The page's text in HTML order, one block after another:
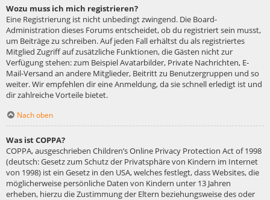
Wozu muss ich mich registrieren?
Eine Registrierung ist nicht unbedingt zwingend. Die Board-
Administration dieses Forums entscheidet, ob du registriert sein musst,
um Beiträge zu schreiben. Auf jeden Fall erhältst du als registriertes
Mitglied Zugriff auf zusätzliche Funktionen, die Gästen nicht zur
Verfügung stehen: zum Beispiel Avatarbilder, Private Nachrichten, E-
Mail-Versand an andere Mitglieder, Beitritt zu Benutzergruppen und so
weiter. Wir empfehlen dir eine Anmeldung, da sie schnell erledigt ist und
dir zahlreiche Vorteile bietet.
Nach oben
Was ist COPPA?
COPPA, ausgeschrieben Children’s Online Privacy Protection Act of 1998
(deutsch: Gesetz zum Schutz der Privatsphäre von Kindern im Internet
von 1998) ist ein Gesetz in den USA, welches festlegt, dass Websites, die
möglicherweise persönliche Daten von Kindern unter 13 Jahren
erheben, hierzu die Zustimmung der Eltern beziehungsweise des oder